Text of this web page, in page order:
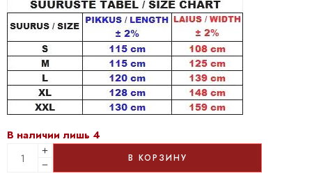
В наличии лишь 4
В КОРЗИНУ